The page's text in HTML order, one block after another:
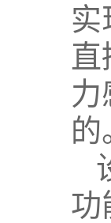
实
直
力
的
功